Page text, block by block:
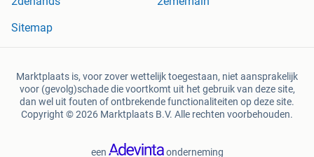
Sitemap
Marktplaats is, voor zover wettelijk toegestaan, niet aansprakelijk
voor (gevolg)schade die voortkomt uit het gebruik van deze site,
dan wel uit fouten of ontbrekende functionaliteiten op deze site.
Copyright © 2026 Marktplaats B.V. Alle rechten voorbehouden.
een onderneming